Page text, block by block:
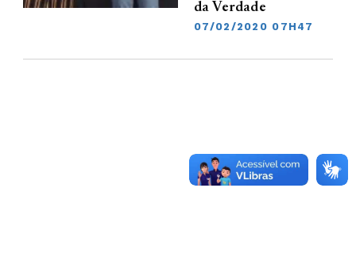
da Verdade
07/02/2020 07H47